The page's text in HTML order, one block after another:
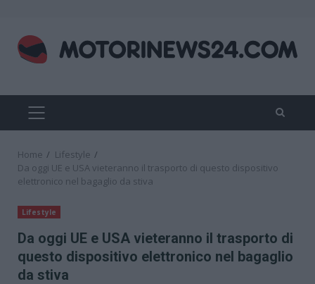
content
PRIMARY
MENU
Home
Lifestyle
Da oggi UE e USA vieteranno il trasporto di questo dispositivo
elettronico nel bagaglio da stiva
Lifestyle
Da oggi UE e USA vieteranno il trasporto di
questo dispositivo elettronico nel bagaglio
da stiva